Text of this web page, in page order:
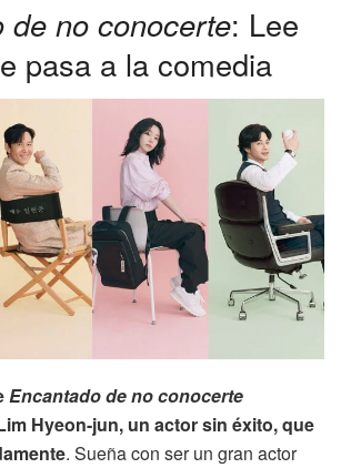
de no conocerte: Lee
pasa a la comedia
Encantado de no conocerte
Hyeon-jun, un actor sin éxito, que
. Sueña con ser un gran actor